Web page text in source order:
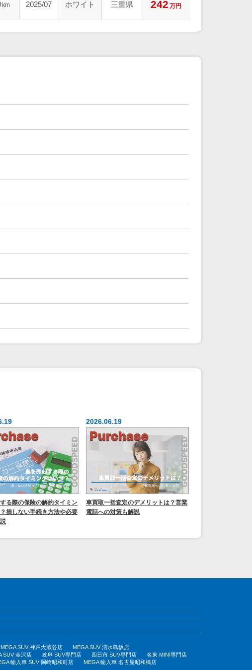
km 2025/07 ホワイト 三重県 242 万円
る際の保険の解約タイミン
損しない手続き方法や必要
2026.06.19
車買取一括査定のデメリットは？営業
電話への対策も解説
MEGA SUV 神戸大蔵谷店
MEGA SUV 清水鳥坂店
SUV 金沢店 岐阜 SUV専門店 四日市 SUV専門店
名東 MINI専門店
輸入車 SUV 岡崎昭和町店
MEGA 輸入車 名古屋昭和橋店